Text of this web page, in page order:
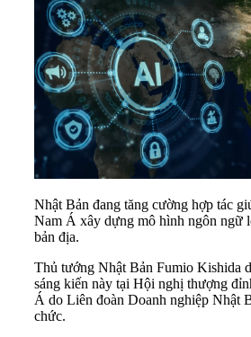
Nhật Bản đang tăng cường hợp tác
Nam Á xây dựng mô hình ngôn ngữ
bản địa.
Thủ tướng Nhật Bản Fumio Kishida
sáng kiến này tại Hội nghị thượng
Á do Liên đoàn Doanh nghiệp Nhật
chức.